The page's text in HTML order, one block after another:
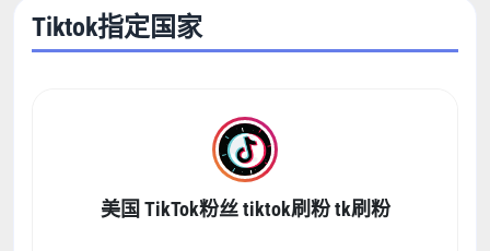
Tiktok指定国家
美国 TikTok粉丝 tiktok刷粉 tk刷粉